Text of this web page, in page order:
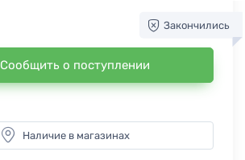
Закончились
Сообщить о поступлении
Наличие в магазинах